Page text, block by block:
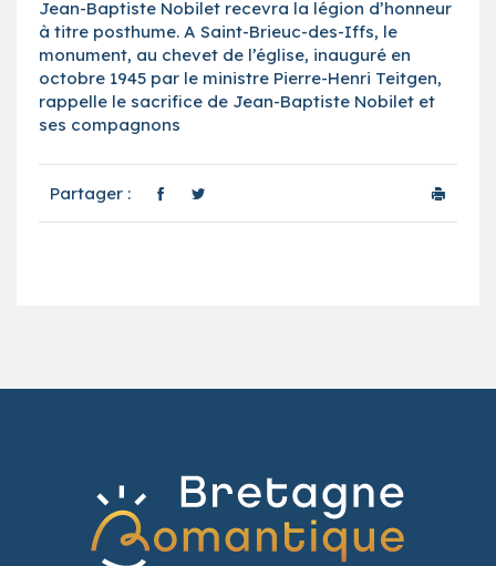
Jean-Baptiste Nobilet recevra la légion d’honneur
à titre posthume. A Saint-Brieuc-des-Iffs, le
monument, au chevet de l’église, inauguré en
octobre 1945 par le ministre Pierre-Henri Teitgen,
rappelle le sacrifice de Jean-Baptiste Nobilet et
ses compagnons
Partager :